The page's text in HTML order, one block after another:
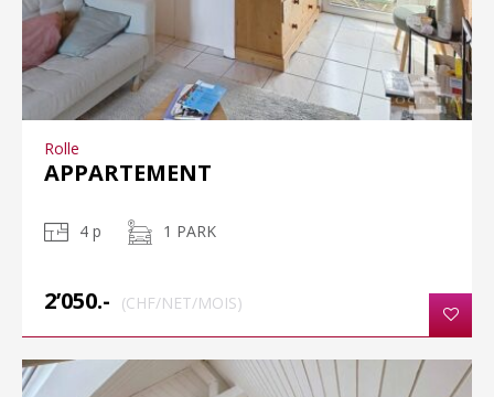
Rolle
APPARTEMENT
4 p 1 PARK
2’050.- (CHF/NET/MOIS)